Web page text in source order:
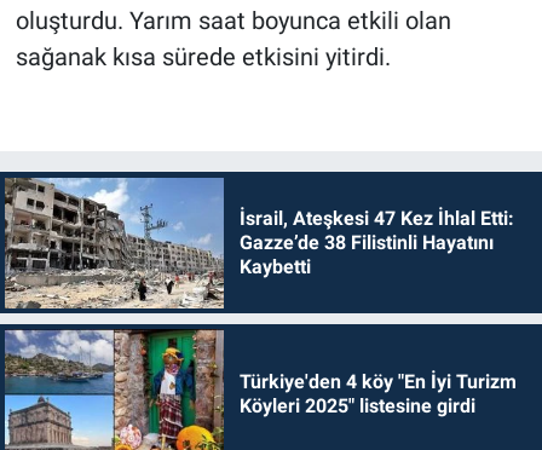
oluşturdu. Yarım saat boyunca etkili olan
sağanak kısa sürede etkisini yitirdi.
İsrail, Ateşkesi 47 Kez İhlal Etti:
Gazze’de 38 Filistinli Hayatını
Kaybetti
Türkiye'den 4 köy "En İyi Turizm
Köyleri 2025" listesine girdi